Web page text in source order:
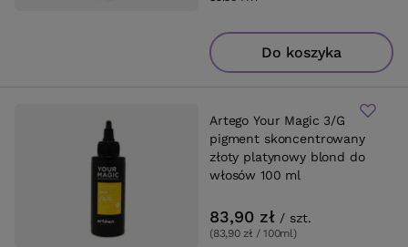
Do koszyka
Artego Your Magic 3/G
pigment skoncentrowany
złoty platynowy blond do
włosów 100 ml
83,90 zł / szt.
(83,90 zł / 100ml)